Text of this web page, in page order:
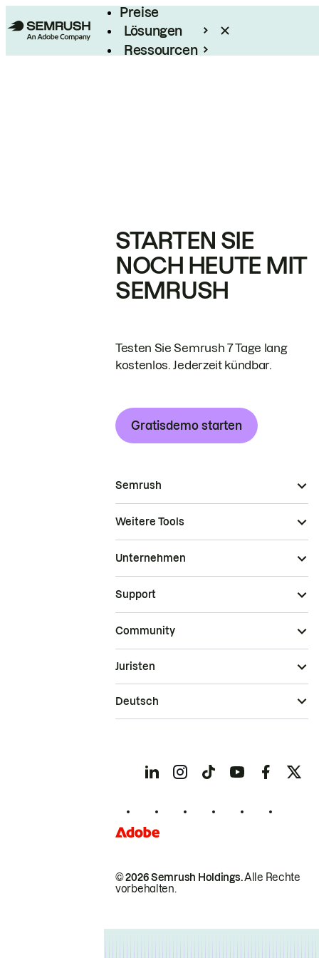
Preise
Lösungen
Ressourcen
STARTEN SIE
NOCH HEUTE MIT
SEMRUSH
Testen Sie Semrush 7 Tage lang
kostenlos. Jederzeit kündbar.
Gratisdemo starten
Semrush
Weitere Tools
Unternehmen
Support
Community
© 2026 Semrush Holdings.Alle Rechte
vorbehalten.
Juristen
Deutsch